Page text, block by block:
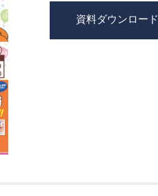
資料ダウンロード